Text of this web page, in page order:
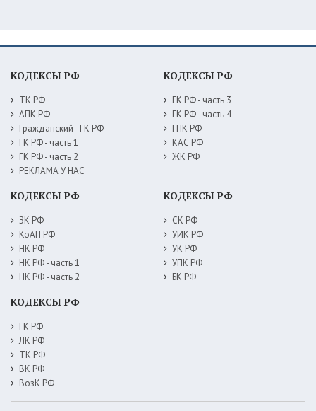
КОДЕКСЫ РФ
ТК РФ
АПК РФ
Гражданский - ГК РФ
ГК РФ - часть 1
ГК РФ - часть 2
РЕКЛАМА У НАС
КОДЕКСЫ РФ
ГК РФ - часть 3
ГК РФ - часть 4
ГПК РФ
КАС РФ
ЖК РФ
КОДЕКСЫ РФ
ЗК РФ
КоАП РФ
НК РФ
НК РФ - часть 1
НК РФ - часть 2
КОДЕКСЫ РФ
СК РФ
УИК РФ
УК РФ
УПК РФ
БК РФ
КОДЕКСЫ РФ
ГК РФ
ЛК РФ
ТК РФ
ВК РФ
ВозК РФ